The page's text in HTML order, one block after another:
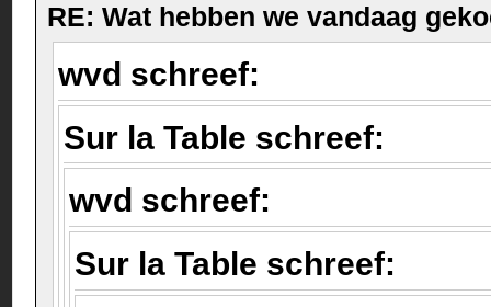
RE: Wat hebben we vandaag
wvd schreef:
Sur la Table schreef:
wvd schreef:
Sur la Table schreef: